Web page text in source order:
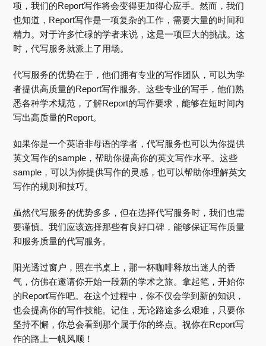
项，我们的Report写作将会变得更加得心应手。然而，我们
也知道，Report写作是一项复杂的工作，需要大量的时间和
精力。对于许多忙碌的学者来说，这是一项巨大的挑战。这
时，代写服务就派上了用场。
代写服务的优势在于，他们拥有专业的写作团队，可以为学
者提供高质量的Report写作服务。这些专业的写手，他们熟
悉各种学术规范，了解Report的写作要求，能够在短时间内
写出高质量的Report。
如果你是一个英语非母语的学者，代写服务也可以为你提供
英文写作的sample，帮助你提高你的英文写作水平。这些
sample，可以为你提供写作的灵感，也可以帮助你理解英文
写作的规则和技巧。
虽然代写服务的优势多多，但在选择代写服务时，我们也需
要谨慎。我们应该选择那些有良好口碑，能够保证写作质量
和服务质量的代写服务。
阳光透过窗户，照在书桌上，那一杯咖啡释放出迷人的香
气，仿佛在邀请你开始一段新的学术之旅。拿起笔，开始你
的Report写作吧。在这个过程中，你不仅会学到新的知识，
也会提高你的写作技能。记住，无论路途多么艰难，只要你
坚持不懈，你总会看到那个属于你的终点。祝你在Report写
作的路上一帆风顺！